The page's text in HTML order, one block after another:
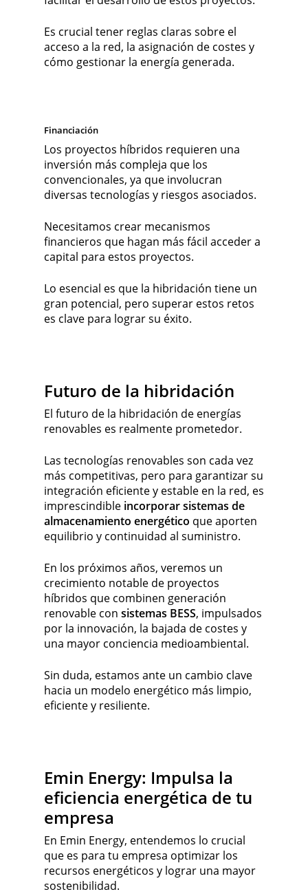
Es crucial tener reglas claras sobre el
acceso a la red, la asignación de costes y
cómo gestionar la energía generada.
Financiación
Los proyectos híbridos requieren una
inversión más compleja que los
convencionales, ya que involucran
diversas tecnologías y riesgos asociados.
Necesitamos crear mecanismos
financieros que hagan más fácil acceder a
capital para estos proyectos.
Lo esencial es que la hibridación tiene un
gran potencial, pero superar estos retos
es clave para lograr su éxito.
Futuro de la hibridación
El futuro de la hibridación de energías
renovables es realmente prometedor.
Las tecnologías renovables son cada vez
más competitivas, pero para garantizar su
integración eficiente y estable en la red, es
imprescindible incorporar sistemas de
almacenamiento energético que aporten
equilibrio y continuidad al suministro.
En los próximos años, veremos un
crecimiento notable de proyectos
híbridos que combinen generación
renovable con sistemas BESS, impulsados
por la innovación, la bajada de costes y
una mayor conciencia medioambiental.
Sin duda, estamos ante un cambio clave
hacia un modelo energético más limpio,
eficiente y resiliente.
Emin Energy: Impulsa la
eficiencia energética de tu
empresa
En Emin Energy, entendemos lo crucial
que es para tu empresa optimizar los
recursos energéticos y lograr una mayor
sostenibilidad.